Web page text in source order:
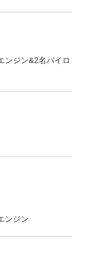
ンジン&2名パイロ
ンジン